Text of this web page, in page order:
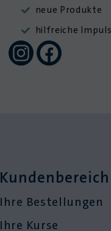
neue Produkte
hilfreiche
Kundenbereich
Ihre Bestellungen
Ihre Kurse